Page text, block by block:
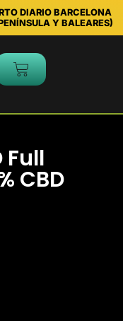
DIARIO BARCELONA
Y BALEARES)
Full
CBD